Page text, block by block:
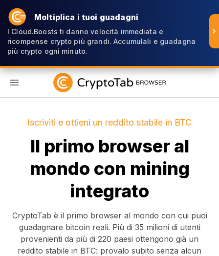
Moltiplica i tuoi guadagni
I Cloud.Boosts ti danno velocità immediata e
ricompense crypto più grandi. Accumulali e guadagna
più crypto ogni minuto.
Iscriviti e ottieni un reddito stabile in BTC
Il primo browser al
mondo con mining
integrato
CryptoTab è il primo browser al mondo con cui puoi
guadagnare bitcoin reali. Più di 35 milioni di utenti
provenienti da più di 220 paesi ottengono già un
reddito stabile in BTC: provalo subito senza alcun